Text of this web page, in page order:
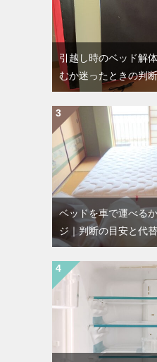
引越し時のベッド解
むか迷ったときの判
ベッドを車で運べる
ジ｜判断の目安と代